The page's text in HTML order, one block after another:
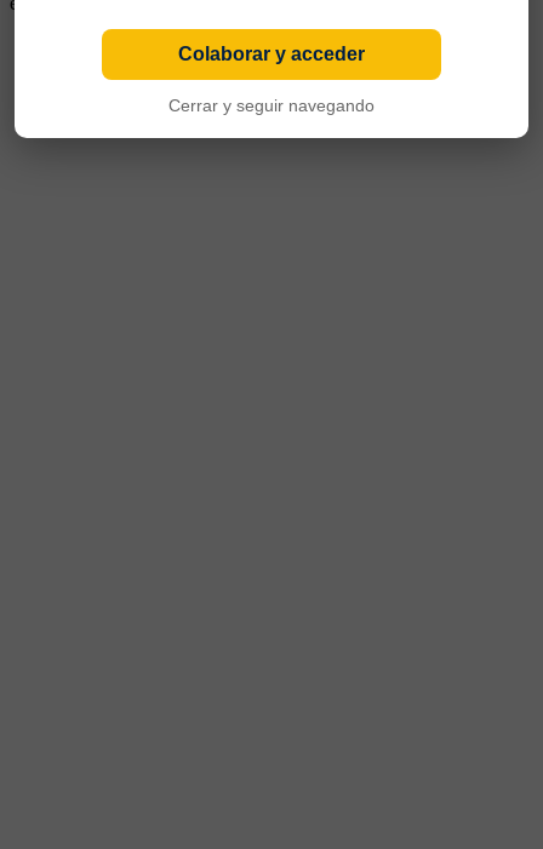
Colaborar y acceder
Cerrar y seguir navegando